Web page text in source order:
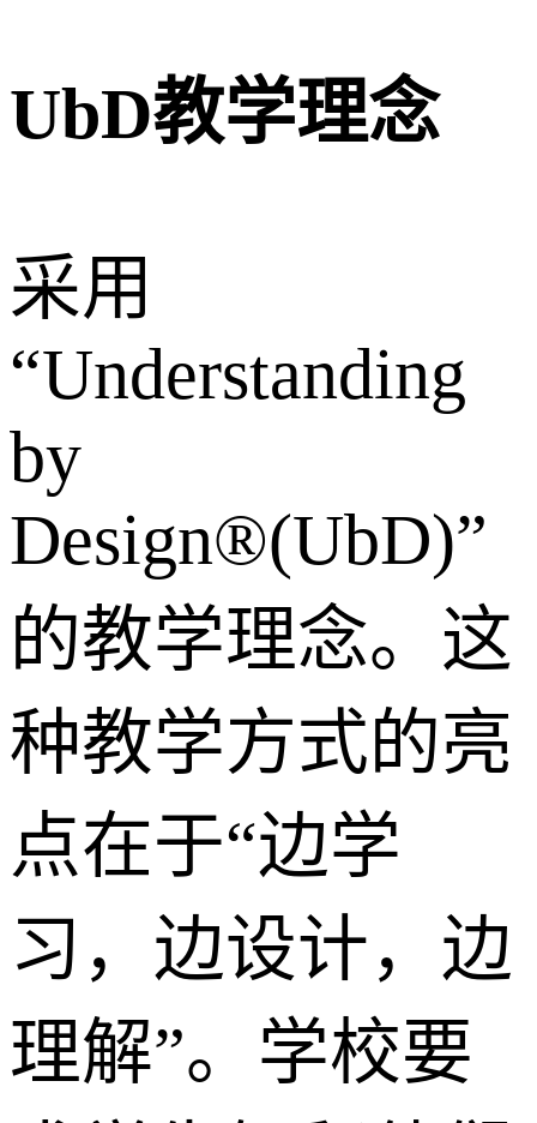
UbD教学理念
采用
“Understanding
by
Design®(UbD)”
的教学理念。这
种教学方式的亮
点在于“边学
习，边设计，边
理解”。学校要